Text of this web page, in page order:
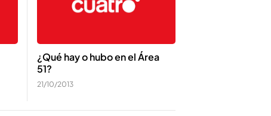
¿Qué hay o hubo en el Área
51?
21/10/2013